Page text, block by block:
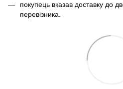
покупець вказав доставку до
перевізника.